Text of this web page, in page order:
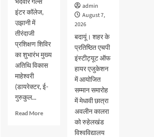
इंटर कॉलेज,
उझानी में
तीरंदाजी
प्रशिक्षण शिविर
का शुभारंभ मुख्य
अतिथि विकास
माहेश्वरी
(डायरेक्टर, ई-
गुरुकुल...
Read MoreRead
admin
August 7,
2026
बदायूं। शहर के
प्रतिष्ठित एचपी
इंस्टीट्यूट ऑफ
हायर एजुकेशन
में आयोजित
सम्मान समारोह
में मेधावी छात्रा
अवलीन कालरा
को रुहेलखंड
विश्वविद्यालय